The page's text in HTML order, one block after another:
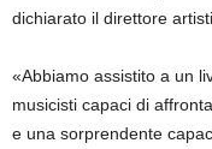
dichiarato il direttore
«Abbiamo assistito a un
musicisti capaci di
e una sorprendente